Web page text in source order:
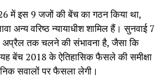
में इस 9 जजों की बेंच का गठन किया था,
अन्य वरिष्ठ न्यायाधीश शामिल हैं। सुनवाई 7
अप्रैल तक चलने की संभावना है, जैसा कि
यह बेंच 2018 के ऐतिहासिक फैसले की समीक्षा
सवालों पर फैसला लेगी।